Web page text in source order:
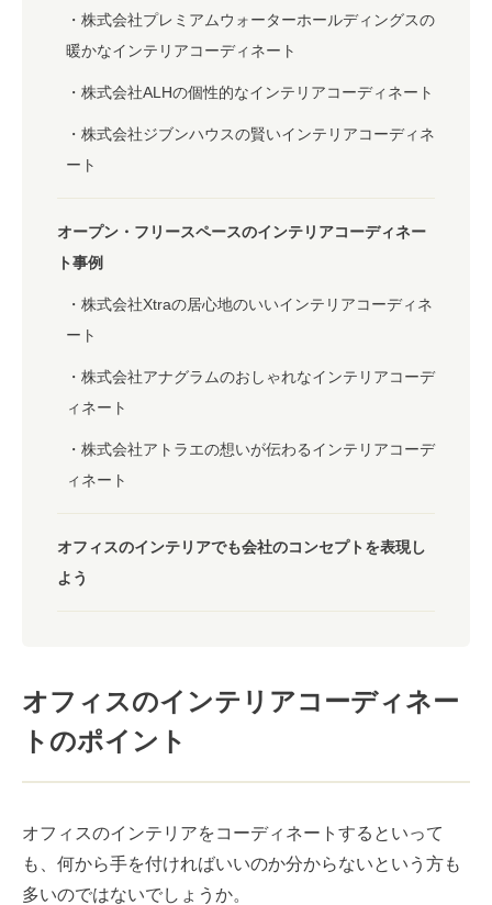
株式会社プレミアムウォーターホールディングスの
暖かなインテリアコーディネート
株式会社ALHの個性的なインテリアコーディネート
株式会社ジブンハウスの賢いインテリアコーディネ
ート
オープン・フリースペースのインテリアコーディネー
ト事例
株式会社Xtraの居心地のいいインテリアコーディネ
ート
株式会社アナグラムのおしゃれなインテリアコーデ
ィネート
株式会社アトラエの想いが伝わるインテリアコーデ
ィネート
オフィスのインテリアでも会社のコンセプトを表現し
よう
オフィスのインテリアコーディネー
トのポイント
オフィスのインテリアをコーディネートするといって
も、何から手を付ければいいのか分からないという方も
多いのではないでしょうか。